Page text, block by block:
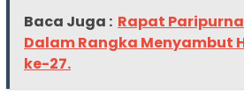
Baca Juga : Rapat Paripurna
Dalam Rangka Menyambut
ke-27.